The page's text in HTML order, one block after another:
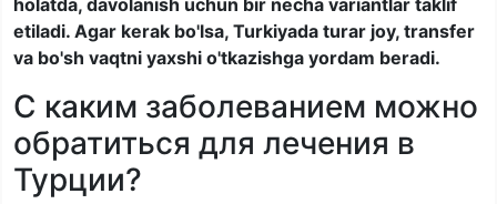
etiladi. Agar kerak bo'lsa, Turkiyada turar joy, transfer
va bo'sh vaqtni yaxshi o'tkazishga yordam beradi.
С каким заболеванием можно
обратиться для лечения в
Турции?